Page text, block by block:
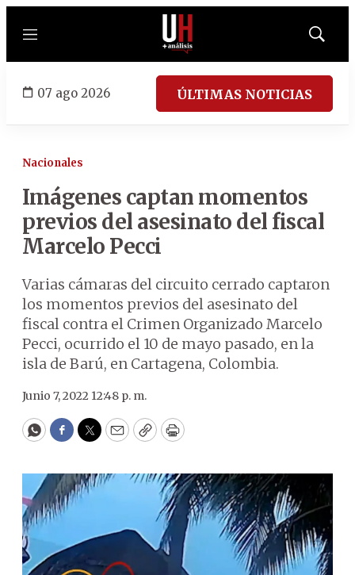
Menú
Mostrar
07 ago 2026 ÚLTIMAS NOTICIAS
Nacionales
Imágenes captan momentos
previos del asesinato del fiscal
Marcelo Pecci
Varias cámaras del circuito cerrado captaron
los momentos previos del asesinato del
fiscal contra el Crimen Organizado Marcelo
Pecci, ocurrido el 10 de mayo pasado, en la
isla de Barú, en Cartagena, Colombia.
Junio 7, 2022 12:48 p. m.
WhatsApp
Facebook
Twitter
EmailCopyPrint